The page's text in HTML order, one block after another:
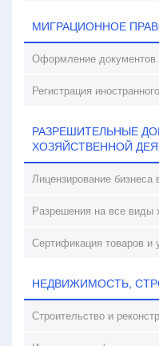
МИГРАЦИОННОЕ
Оформление документов
Регистрация
РАЗРЕШИТЕЛЬНЫЕ
ХОЗЯЙСТВЕННОЙ
Лицензирование бизнеса
Разрешения на все виды
Сертификация товаров и
НЕДВИЖИМОСТЬ,
Строительство и